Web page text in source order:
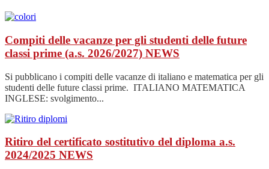
Compiti delle vacanze per gli studenti delle future
classi prime (a.s. 2026/2027) NEWS
Si pubblicano i compiti delle vacanze di italiano e matematica per gli
studenti delle future classi prime. ITALIANO MATEMATICA
INGLESE: svolgimento...
Ritiro del certificato sostitutivo del diploma a.s.
2024/2025 NEWS